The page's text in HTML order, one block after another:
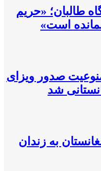
طالبان؛ «حریم
است»
صدور ویزای
شد
به زندان